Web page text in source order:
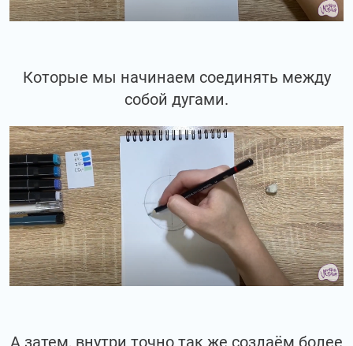
Которые мы начинаем соединять между
собой дугами.
А затем, внутри точно так же создаём более